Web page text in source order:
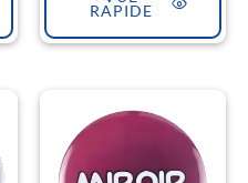
RAPIDE